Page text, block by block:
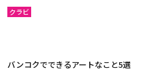
クラビ
バンコクでできるアートなこと5選